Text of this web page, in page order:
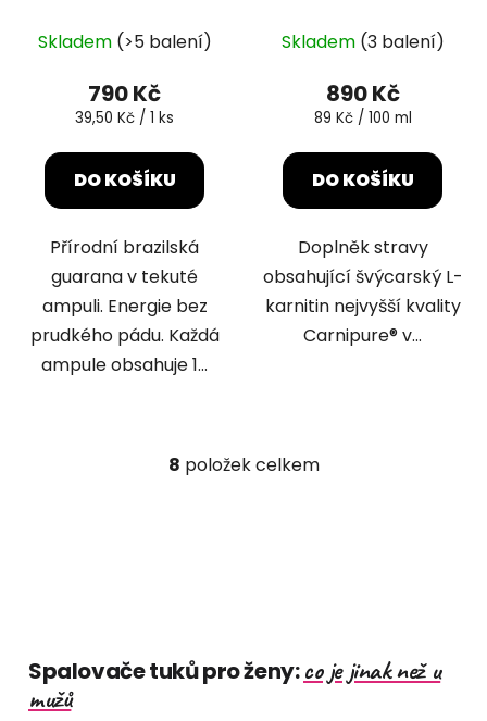
hodnocení
produktu
je
z
Skladem (>5 balení)
790 Kč
Měrná
39,50 Kč / 1 ks
DO KOŠÍKU
Přírodní brazilská
guarana v tekuté
ampuli. Energie bez
prudkého pádu. Každá
ampule obsahuje 1...
Skladem (3 balení)
890 Kč
Měrná
89 Kč / 100 ml
DO KOŠÍKU
Doplněk stravy
obsahující švýcarský L-
karnitin nejvyšší kvality
Carnipure® v...
O
p
8 položek celkem
Spalovače tuků pro ženy:co je jinak než u
mužů